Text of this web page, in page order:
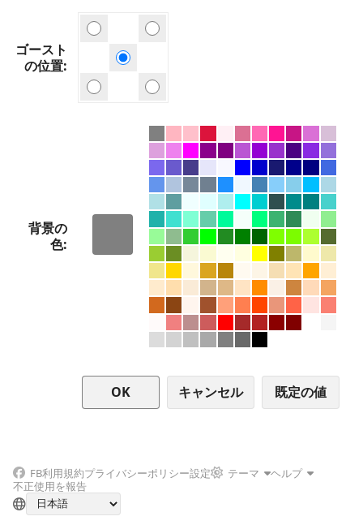
ゴースト
の位置
背景の
色
キャンセル
FB利用規約プライバシーポリシー設定 テーマ
ヘルプ
不正使用を報告